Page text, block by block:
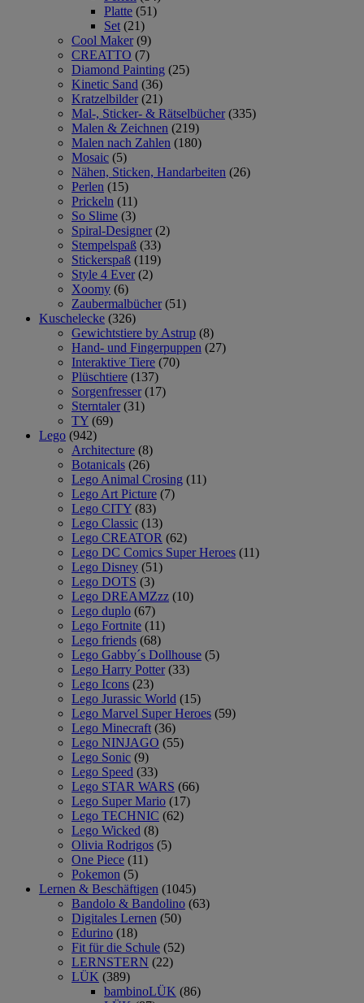
Platte (51)
Set (21)
Cool Maker (9)
CREATTO (7)
Diamond Painting (25)
Kinetic Sand (36)
Kratzelbilder (21)
Mal-, Sticker- & Rätselbücher (335)
Malen & Zeichnen (219)
Malen nach Zahlen (180)
Mosaic (5)
Nähen, Sticken, Handarbeiten (26)
Perlen (15)
Prickeln (11)
So Slime (3)
Spiral-Designer (2)
Stempelspaß (33)
Stickerspaß (119)
Style 4 Ever (2)
Xoomy (6)
Zaubermalbücher (51)
Kuschelecke (326)
Gewichtstiere by Astrup (8)
Hand- und Fingerpuppen (27)
Interaktive Tiere (70)
Plüschtiere (137)
Sorgenfresser (17)
Sterntaler (31)
TY (69)
Lego (942)
Architecture (8)
Botanicals (26)
Lego Animal Crosing (11)
Lego Art Picture (7)
Lego CITY (83)
Lego Classic (13)
Lego CREATOR (62)
Lego DC Comics Super Heroes (11)
Lego Disney (51)
Lego DOTS (3)
Lego DREAMZzz (10)
Lego duplo (67)
Lego Fortnite (11)
Lego friends (68)
Lego Gabby´s Dollhouse (5)
Lego Harry Potter (33)
Lego Icons (23)
Lego Jurassic World (15)
Lego Marvel Super Heroes (59)
Lego Minecraft (36)
Lego NINJAGO (55)
Lego Sonic (9)
Lego Speed (33)
Lego STAR WARS (66)
Lego Super Mario (17)
Lego TECHNIC (62)
Lego Wicked (8)
Olivia Rodrigos (5)
One Piece (11)
Pokemon (5)
Lernen & Beschäftigen (1045)
Bandolo & Bandolino (63)
Digitales Lernen (50)
Edurino (18)
Fit für die Schule (52)
LERNSTERN (22)
LÜK (389)
bambinoLÜK (86)